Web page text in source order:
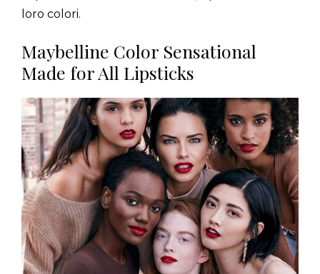
loro colori.
Maybelline Color Sensational
Made for All Lipsticks